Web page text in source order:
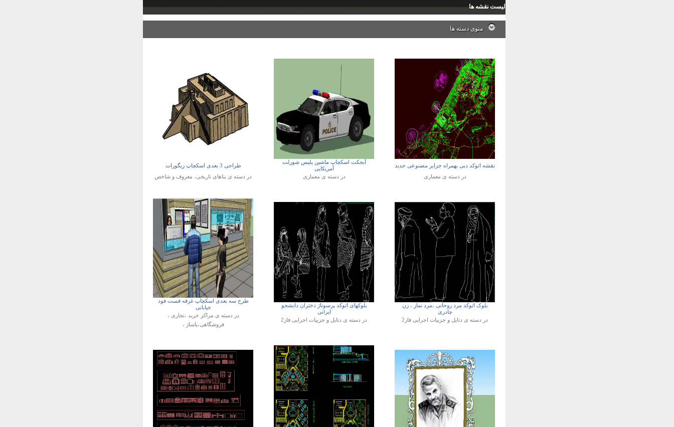
لیست نقشه ها
منوی دسته ها
نقشه اتوکد دبی بهمراه جزایر مصنوعی جدید
در دسته ی معماری
آبجکت اسکچاپ ماشین پلیس شورلت
آمریکایی
در دسته ی معماری
طراحی 3 بعدی اسکچاپ زیگورات
در دسته ی بناهای تاریخی، معروف و شاخص
بلوک اتوکد مرد روحانی ،مرد نماز ، زن
چادری
در دسته ی دتایل و جزییات اجرایی فاز2
بلوکهای اتوکد پرسوناژ دختران دانشجو
ایرانی
در دسته ی دتایل و جزییات اجرایی فاز2
طرح سه بعدی اسکچاپ غرفه فست فود
خیابانی
در دسته ی مراکز خرید ،تجاری ،
فروشگاهی،پاساژ ،